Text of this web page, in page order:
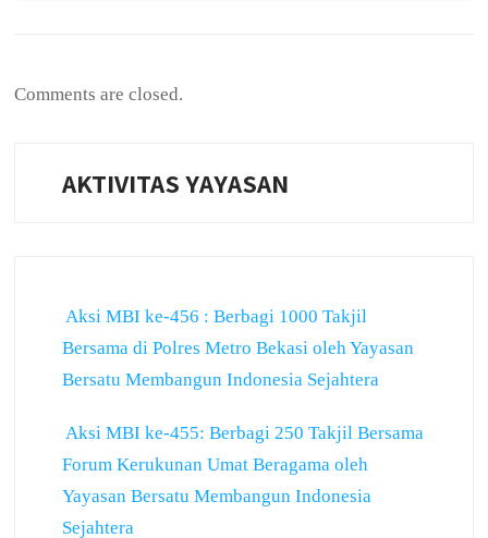
Comments are closed.
AKTIVITAS YAYASAN
Aksi MBI ke-456 : Berbagi 1000 Takjil
Bersama di Polres Metro Bekasi oleh Yayasan
Bersatu Membangun Indonesia Sejahtera
Aksi MBI ke-455: Berbagi 250 Takjil Bersama
Forum Kerukunan Umat Beragama oleh
Yayasan Bersatu Membangun Indonesia
Sejahtera